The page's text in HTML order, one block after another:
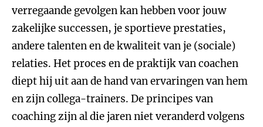
verregaande gevolgen kan hebben voor jouw
zakelijke successen, je sportieve prestaties,
andere talenten en de kwaliteit van je (sociale)
relaties. Het proces en de praktijk van coachen
diept hij uit aan de hand van ervaringen van hem
en zijn collega-trainers. De principes van
coaching zijn al die jaren niet veranderd volgens